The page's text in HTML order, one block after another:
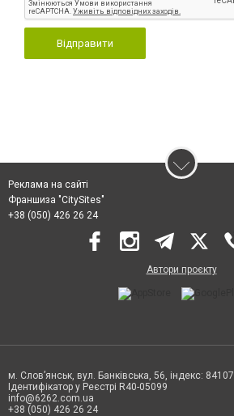
Відправити
Реклама на сайті
Франшиза "CitySites"
+38 (050) 426 26 24
Автори проєкту
м. Слов’янськ, вул. Банківська, 56, індекс: 84107
Ідентифікатор у Реєстрі R40-05099
info@6262.com.ua
+38 (050) 426 26 24